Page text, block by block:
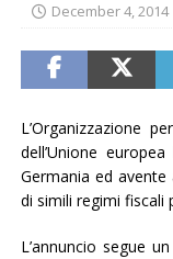
December 4, 2014
L’Organizzazione
dell’Unione
Germania ed
di simili regimi fiscali
L’annuncio segue